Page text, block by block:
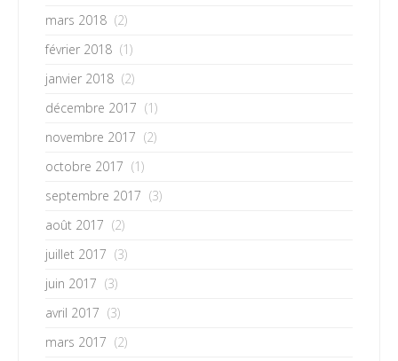
mars 2018 (2)
février 2018 (1)
janvier 2018 (2)
décembre 2017 (1)
novembre 2017 (2)
octobre 2017 (1)
septembre 2017 (3)
août 2017 (2)
juillet 2017 (3)
juin 2017 (3)
avril 2017 (3)
mars 2017 (2)